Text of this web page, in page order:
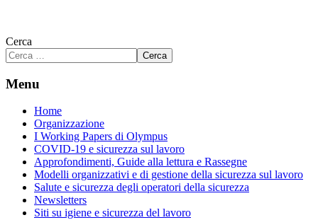
Cerca
Cerca
Menu
Home
Organizzazione
I Working Papers di Olympus
COVID-19 e sicurezza sul lavoro
Approfondimenti, Guide alla lettura e Rassegne
Modelli organizzativi e di gestione della sicurezza sul lavoro
Salute e sicurezza degli operatori della sicurezza
Newsletters
Siti su igiene e sicurezza del lavoro